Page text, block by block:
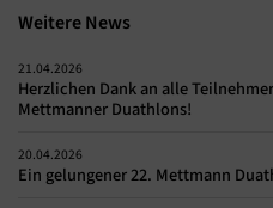
Weitere News
21.04.2026
Herzlichen Dank an alle
Mettmanner Duathlons!
20.04.2026
Ein gelungener 22. Mettmann